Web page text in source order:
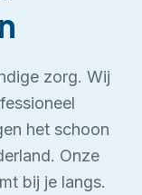
zorg. Wij
het schoon
Onze
bij je langs.